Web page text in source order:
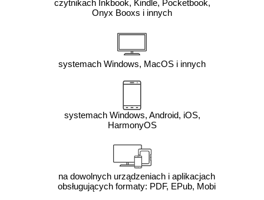
czytnikach Inkbook, Kindle, Pocketbook,
Onyx Booxs i innych
systemach Windows, MacOS i innych
systemach Windows, Android, iOS,
HarmonyOS
na dowolnych urządzeniach i aplikacjach
obsługujących formaty: PDF, EPub, Mobi